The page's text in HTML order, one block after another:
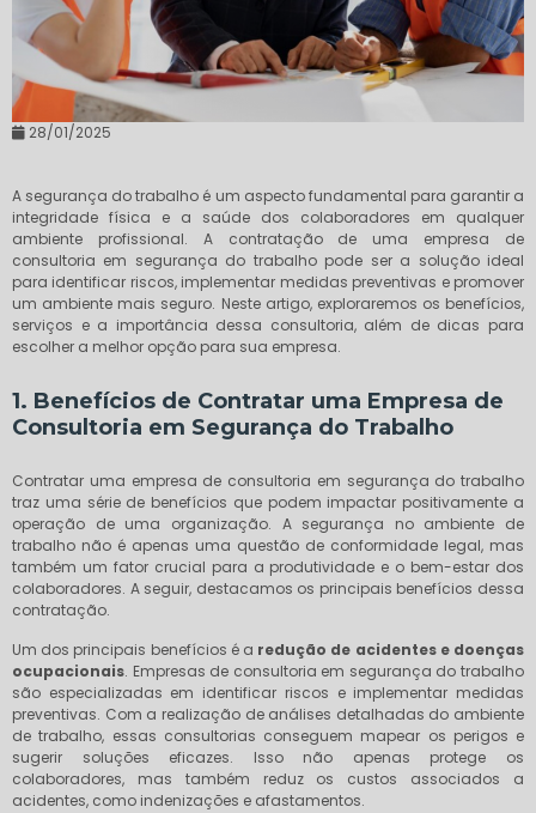
28/01/2025
A segurança do trabalho é um aspecto fundamental para garantir a
integridade física e a saúde dos colaboradores em qualquer
ambiente profissional. A contratação de uma empresa de
consultoria em segurança do trabalho pode ser a solução ideal
para identificar riscos, implementar medidas preventivas e promover
um ambiente mais seguro. Neste artigo, exploraremos os benefícios,
serviços e a importância dessa consultoria, além de dicas para
escolher a melhor opção para sua empresa.
1. Benefícios de Contratar uma Empresa de
Consultoria em Segurança do Trabalho
Contratar uma empresa de consultoria em segurança do trabalho
traz uma série de benefícios que podem impactar positivamente a
operação de uma organização. A segurança no ambiente de
trabalho não é apenas uma questão de conformidade legal, mas
também um fator crucial para a produtividade e o bem-estar dos
colaboradores. A seguir, destacamos os principais benefícios dessa
contratação.
Um dos principais benefícios é a redução de acidentes e doenças
ocupacionais. Empresas de consultoria em segurança do trabalho
são especializadas em identificar riscos e implementar medidas
preventivas. Com a realização de análises detalhadas do ambiente
de trabalho, essas consultorias conseguem mapear os perigos e
sugerir soluções eficazes. Isso não apenas protege os
colaboradores, mas também reduz os custos associados a
acidentes, como indenizações e afastamentos.